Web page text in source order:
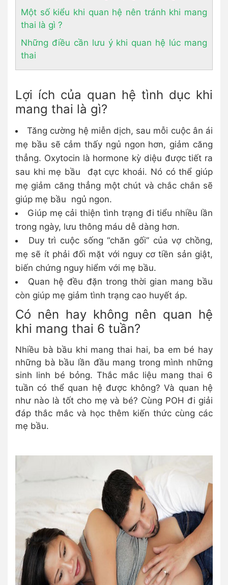
Một số kiểu khi quan hệ nên tránh khi mang
thai là gì ?
Những điều cần lưu ý khi quan hệ lúc mang
thai
Lợi ích của quan hệ tình dục khi
mang thai là gì?
Tăng cường hệ miễn dịch, sau mỗi cuộc ân ái
mẹ bầu sẽ cảm thấy ngủ ngon hơn, giảm căng
thẳng. Oxytocin là hormone kỳ diệu được tiết ra
sau khi mẹ bầu đạt cực khoái. Nó có thể giúp
mẹ giảm căng thẳng một chút và chắc chắn sẽ
giúp mẹ bầu ngủ ngon.
Giúp mẹ cải thiện tình trạng đi tiểu nhiều lần
trong ngày, lưu thông máu dễ dàng hơn.
Duy trì cuộc sống “chăn gối” của vợ chồng,
mẹ sẽ ít phải đối mặt với nguy cơ tiền sản giật,
biến chứng nguy hiểm với mẹ bầu.
Quan hệ đều đặn trong thời gian mang bầu
còn giúp mẹ giảm tình trạng cao huyết áp.
Có nên hay không nên quan hệ
khi mang thai 6 tuần?
Nhiều bà bầu khi mang thai hai, ba em bé hay
những bà bầu lần đầu mang trong mình những
sinh linh bé bỏng. Thắc mắc liệu mang thai 6
tuần có thể quan hệ được không? Và quan hệ
như nào là tốt cho mẹ và bé? Cùng POH đi giải
đáp thắc mắc và học thêm kiến thức cùng các
mẹ bầu.